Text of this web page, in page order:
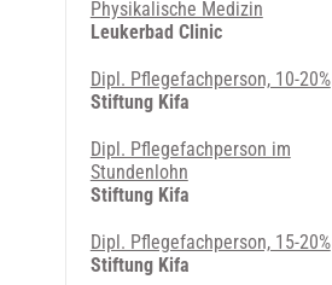
Physikalische Medizin
Leukerbad Clinic
Dipl. Pflegefachperson, 10-20%
Stiftung Kifa
Dipl. Pflegefachperson im
Stundenlohn
Stiftung Kifa
Dipl. Pflegefachperson, 15-20%
Stiftung Kifa